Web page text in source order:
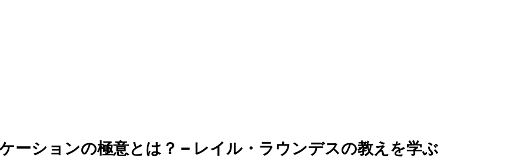
ーションの極意とは？ – レイル・ラウンデスの教えを学ぶ